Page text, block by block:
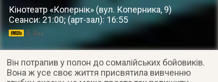
Кінотеатр «Копернік» (вул. Коперника, 9)
Сеанси: 21:00; (арт-зал): 16:55
5.4/10
Він потрапив у полон до сомалійських бойовиків.
Вона ж усе своє життя присвятила вивченню